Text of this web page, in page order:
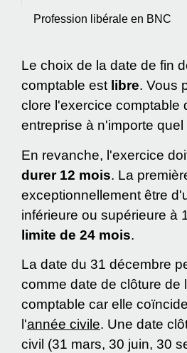
Profession libérale en BNC
Le choix de la date de fin
comptable est libre. Vous
clore l'exercice comptable
entreprise à n'importe quel
En revanche, l'exercice
durer 12 mois. La
exceptionnellement être
inférieure ou supérieure à
limite de 24 mois.
La date du 31 décembre
comme date de clôture de
comptable car elle
l'année civile. Une date
civil (31 mars, 30 juin, 30